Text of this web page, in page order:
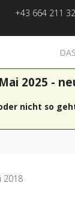
+43 664 211
2025 -
nicht so
2018